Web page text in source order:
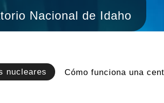
Nacional de Idaho
nucleares Cómo funciona una